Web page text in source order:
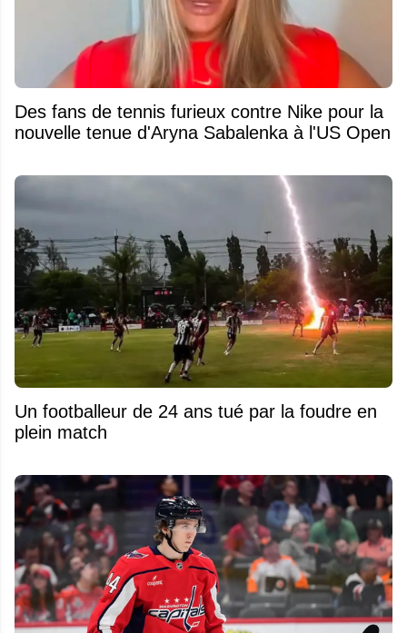
Des fans de tennis furieux contre Nike pour la
nouvelle tenue d'Aryna Sabalenka à l'US Open
Un footballeur de 24 ans tué par la foudre en
plein match